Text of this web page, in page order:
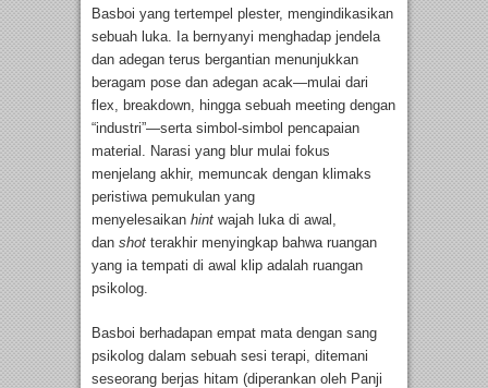
Basboi yang tertempel plester, mengindikasikan
sebuah luka. Ia bernyanyi menghadap jendela
dan adegan terus bergantian menunjukkan
beragam pose dan adegan acak—mulai dari
flex, breakdown, hingga sebuah meeting dengan
“industri”—serta simbol-simbol pencapaian
material. Narasi yang blur mulai fokus
menjelang akhir, memuncak dengan klimaks
peristiwa pemukulan yang
menyelesaikan hint wajah luka di awal,
dan shot terakhir menyingkap bahwa ruangan
yang ia tempati di awal klip adalah ruangan
psikolog.
Basboi berhadapan empat mata dengan sang
psikolog dalam sebuah sesi terapi, ditemani
seseorang berjas hitam (diperankan oleh Panji